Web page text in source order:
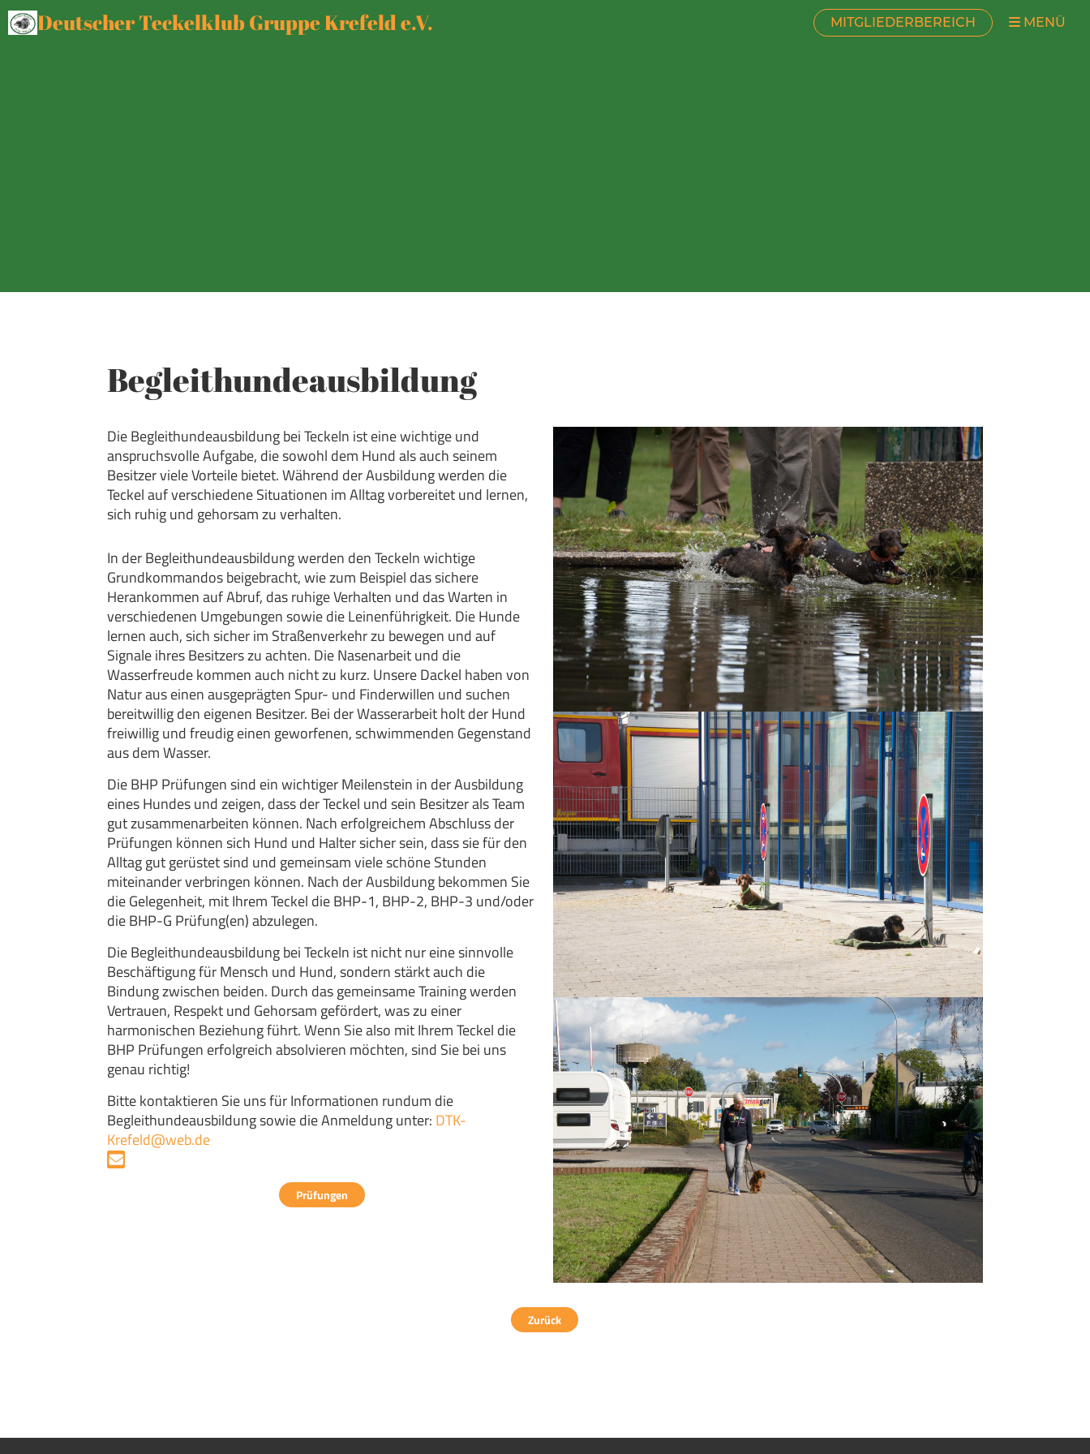
Deutscher Teckelklub Gruppe Krefeld e.V. MITGLIEDERBEREICH MENÜ
Begleithundeausbildung
Die Begleithundeausbildung bei Teckeln ist eine wichtige und
anspruchsvolle Aufgabe, die sowohl dem Hund als auch seinem
Besitzer viele Vorteile bietet. Während der Ausbildung werden die
Teckel auf verschiedene Situationen im Alltag vorbereitet und lernen,
sich ruhig und gehorsam zu verhalten.
In der Begleithundeausbildung werden den Teckeln wichtige
Grundkommandos beigebracht, wie zum Beispiel das sichere
Herankommen auf Abruf, das ruhige Verhalten und das Warten in
verschiedenen Umgebungen sowie die Leinenführigkeit. Die Hunde
lernen auch, sich sicher im Straßenverkehr zu bewegen und auf
Signale ihres Besitzers zu achten. Die Nasenarbeit und die
Wasserfreude kommen auch nicht zu kurz. Unsere Dackel haben von
Natur aus einen ausgeprägten Spur- und Finderwillen und suchen
bereitwillig den eigenen Besitzer. Bei der Wasserarbeit holt der Hund
freiwillig und freudig einen geworfenen, schwimmenden Gegenstand
aus dem Wasser.
Die BHP Prüfungen sind ein wichtiger Meilenstein in der Ausbildung
eines Hundes und zeigen, dass der Teckel und sein Besitzer als Team
gut zusammenarbeiten können. Nach erfolgreichem Abschluss der
Prüfungen können sich Hund und Halter sicher sein, dass sie für den
Alltag gut gerüstet sind und gemeinsam viele schöne Stunden
miteinander verbringen können. Nach der Ausbildung bekommen Sie
die Gelegenheit, mit Ihrem Teckel die BHP-1, BHP-2, BHP-3 und/oder
die BHP-G Prüfung(en) abzulegen.
Die Begleithundeausbildung bei Teckeln ist nicht nur eine sinnvolle
Beschäftigung für Mensch und Hund, sondern stärkt auch die
Bindung zwischen beiden. Durch das gemeinsame Training werden
Vertrauen, Respekt und Gehorsam gefördert, was zu einer
harmonischen Beziehung führt. Wenn Sie also mit Ihrem Teckel die
BHP Prüfungen erfolgreich absolvieren möchten, sind Sie bei uns
genau richtig!
Bitte kontaktieren Sie uns für Informationen rundum die
Begleithundeausbildung sowie die Anmeldung unter: DTK-
Krefeld@web.de
Prüfungen
Zurück